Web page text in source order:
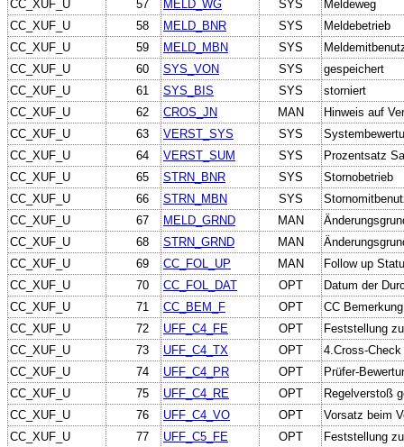
CC_XUF_U 57 MELD_WG SYS
Meldeweg
CC_XUF_U
58 MELD_BNR SYS
Meldebetrieb
CC_XUF_U
59 MELD_MBN SYS
CC_XUF_U
60 SYS_VON SYS
gespeichert
CC_XUF_U
61 SYS_BIS SYS
storniert
CC_XUF_U
62 CROS_JN MAN
Hinweis auf
CC_XUF_U
63 VERST_SYS SYS
CC_XUF_U
64 VERST_SUM SYS
Prozentsatz
CC_XUF_U
65 STRN_BNR SYS
Stornobetrieb
CC_XUF_U
66 STRN_MBN SYS
CC_XUF_U
67 MELD_GRND MAN
CC_XUF_U
68 STRN_GRND MAN
CC_XUF_U
69 CC_FOL_UP MAN
Follow up
CC_XUF_U
70 CC_FOL_DAT OPT
Datum der
CC_XUF_U
71 CC_BEM_F OPT
CC
CC_XUF_U
72 UFF_C4_FE OPT
Feststellung
CC_XUF_U
73 UFF_C4_TX OPT
4.Cross-
CC_XUF_U
74 UFF_C4_PR OPT
Prüfer-
CC_XUF_U
75 UFF_C4_RE OPT
Regelverstoß
CC_XUF_U
76 UFF_C4_VO OPT
Vorsatz beim
CC_XUF_U
77 UFF_C5_FE OPT
Feststellung